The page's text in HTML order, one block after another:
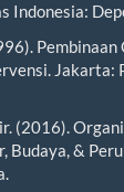
Indonesia:
Pembinaan
Jakarta:
(2016).
Budaya, &